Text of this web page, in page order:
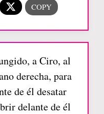
a Ciro, al
derecha, para
de él desatar
delante de él